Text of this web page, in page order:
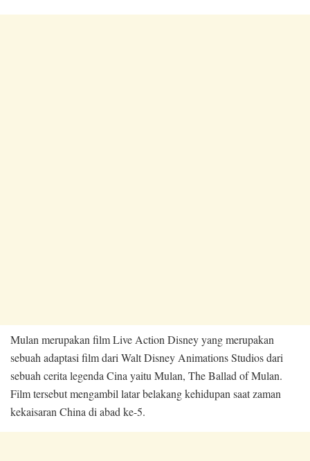
Mulan merupakan film Live Action Disney yang merupakan
sebuah adaptasi film dari Walt Disney Animations Studios dari
sebuah cerita legenda Cina yaitu Mulan, The Ballad of Mulan.
Film tersebut mengambil latar belakang kehidupan saat zaman
kekaisaran China di abad ke-5.